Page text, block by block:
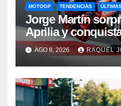
MOTOGP TENDENCIAS
Jorge Martín
Aprilia y
espectacular pole
Marc Márquez
AGO 8, 2026 RAQUEL